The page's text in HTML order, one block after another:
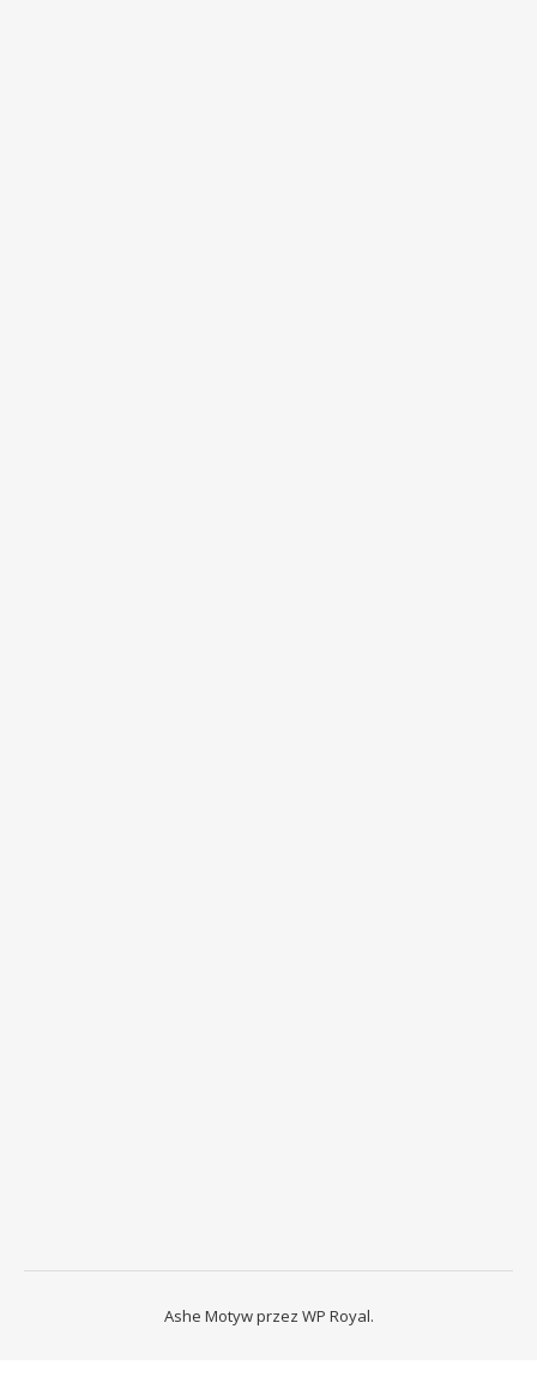
Ashe Motyw przez WP Royal.